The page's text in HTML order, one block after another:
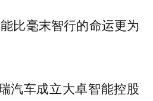
比毫末智行的命运更为
汽车成立大卓智能控股